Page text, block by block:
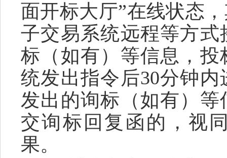
面开标大厅”在线状态
子交易系统远程等方式
标（如有）等信息，
统发出指令后30分钟
发出的询标（如有）等
交询标回复函的，视
果。